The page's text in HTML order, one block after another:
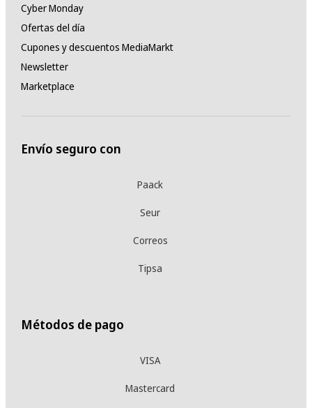
Cyber Monday
Ofertas del día
Cupones y descuentos MediaMarkt
Newsletter
Marketplace
Envío seguro con
Paack
Seur
Correos
Tipsa
Métodos de pago
VISA
Mastercard